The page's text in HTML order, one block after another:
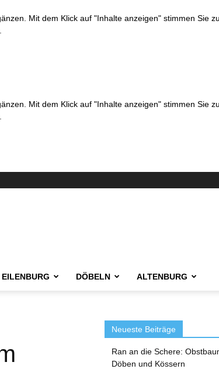
Mit dem Klick auf "Inhalte anzeigen" stimmen Sie
Mit dem Klick auf "Inhalte anzeigen" stimmen Sie
DÖBELN ALTENBURG
Neueste Beiträge
Ran an die Schere:
Döben und Kössern